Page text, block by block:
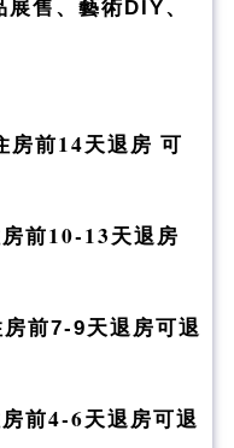
售、藝術DIY、
前14天退房 可
前10-13天退房
前7-9天退房可退
前4-6天退房可退